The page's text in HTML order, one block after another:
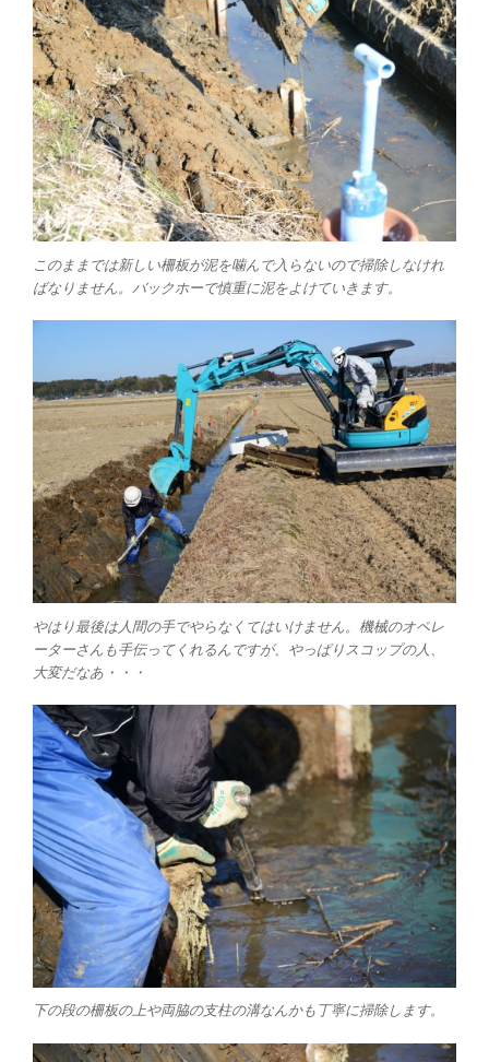
このままでは新しい柵板が泥を噛んで入らないので掃除しなけれ
ばなりません。バックホーで慎重に泥をよけていきます。
やはり最後は人間の手でやらなくてはいけません。機械のオペレ
ーターさんも手伝ってくれるんですが、やっぱりスコップの人、
大変だなあ・・・
下の段の柵板の上や両脇の支柱の溝なんかも丁寧に掃除します。